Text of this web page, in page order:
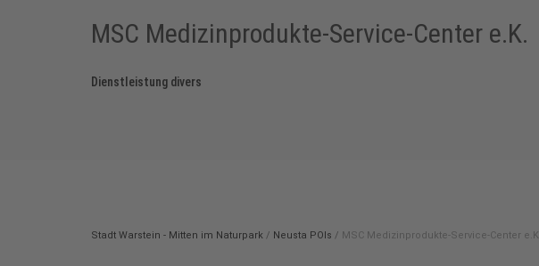
MSC Medizinprodukte-Service-Center e.K.
Dienstleistung divers
Stadt Warstein - Mitten im Naturpark / Neusta POIs / MSC Medizinprodukte-Service-Center e.K.